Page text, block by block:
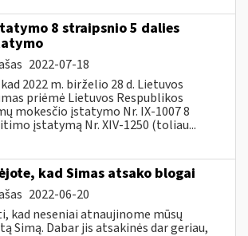
8 straipsnio 5 dalies
2022-07-18
2022 m. birželio 28 d. Lietuvos
priėmė Lietuvos Respublikos
mokesčio įstatymo Nr. IX-1007 8
įstatymą Nr. XIV-1250 (toliau...
kad Simas atsako blogai
2022-06-20
kad neseniai atnaujinome mūsų
Simą. Dabar jis atsakinės dar geriau,